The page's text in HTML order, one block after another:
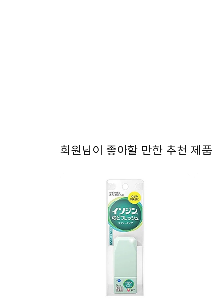
회원님이 좋아할 만한 추천 제품